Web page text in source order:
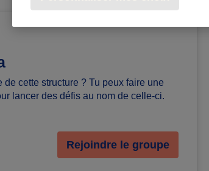
de cette structure ? Tu peux faire une
lancer des défis au nom de celle-ci.
Rejoindre le groupe